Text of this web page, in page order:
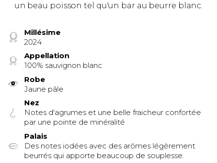
un beau poisson tel qu'un bar au beurre blanc.
Millésime
2024
Appellation
100% sauvignon blanc
Robe
Jaune pâle
Nez
Notes d'agrumes et une belle fraicheur confortée
par une pointe de minéralité
Palais
Des notes iodées avec des arômes légèrement
beurrés qui apporte beaucoup de souplesse.